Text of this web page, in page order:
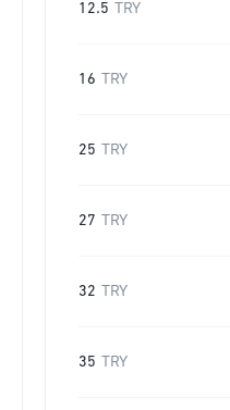
12.5 TRY
16 TRY
25 TRY
27 TRY
32 TRY
35 TRY